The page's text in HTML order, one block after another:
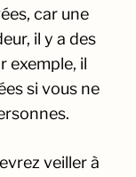
car une
il y a des
exemple, il
si vous ne
veiller à